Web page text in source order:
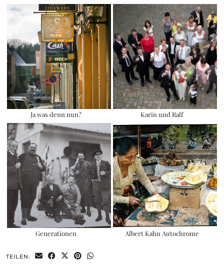
Ja was denn nun? Karin und Ralf
Generationen Albert Kahn Autochrome
TEILEN: